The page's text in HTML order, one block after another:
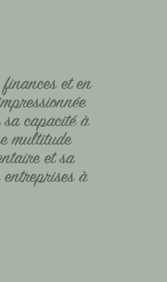
et en
capacité à
multitude
et sa
à